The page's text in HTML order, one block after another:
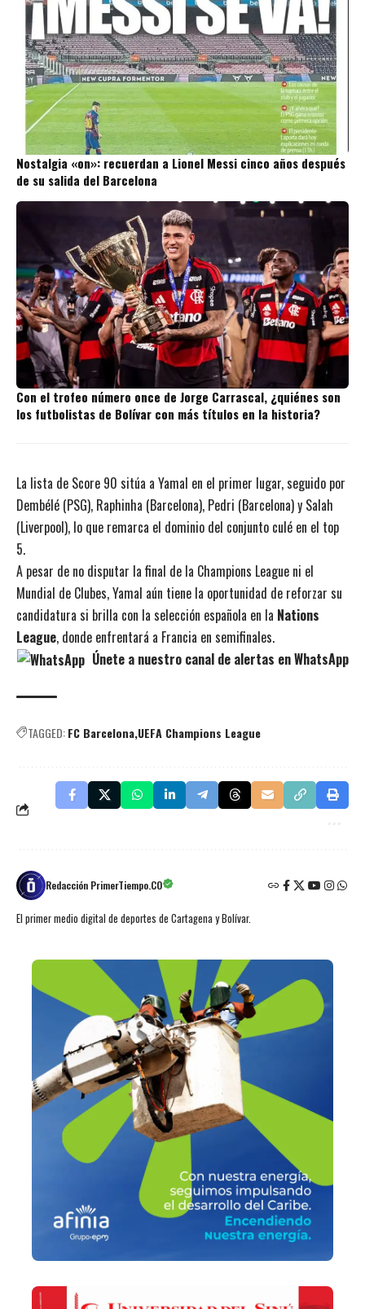
Nostalgia «on»: recuerdan a Lionel Messi cinco años después
de su salida del Barcelona
Con el trofeo número once de Jorge Carrascal, ¿quiénes son
los futbolistas de Bolívar con más títulos en la historia?
La lista de Score 90 sitúa a Yamal en el primer lugar, seguido por
Dembélé (PSG), Raphinha (Barcelona), Pedri (Barcelona) y Salah
(Liverpool), lo que remarca el dominio del conjunto culé en el top
5.
A pesar de no disputar la final de la Champions League ni el
Mundial de Clubes, Yamal aún tiene la oportunidad de reforzar su
candidatura si brilla con la selección española en la Nations
League, donde enfrentará a Francia en semifinales.
Únete a nuestro canal de alertas en WhatsApp
TAGGED:FC Barcelona UEFA Champions League
Redacción PrimerTiempo.CO
El primer medio digital de deportes de Cartagena y Bolívar.